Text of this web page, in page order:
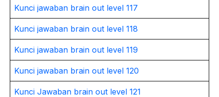
Kunci jawaban brain out level 117
Kunci jawaban brain out level 118
Kunci jawaban brain out level 119
Kunci jawaban brain out level 120
Kunci Jawaban brain out level 121